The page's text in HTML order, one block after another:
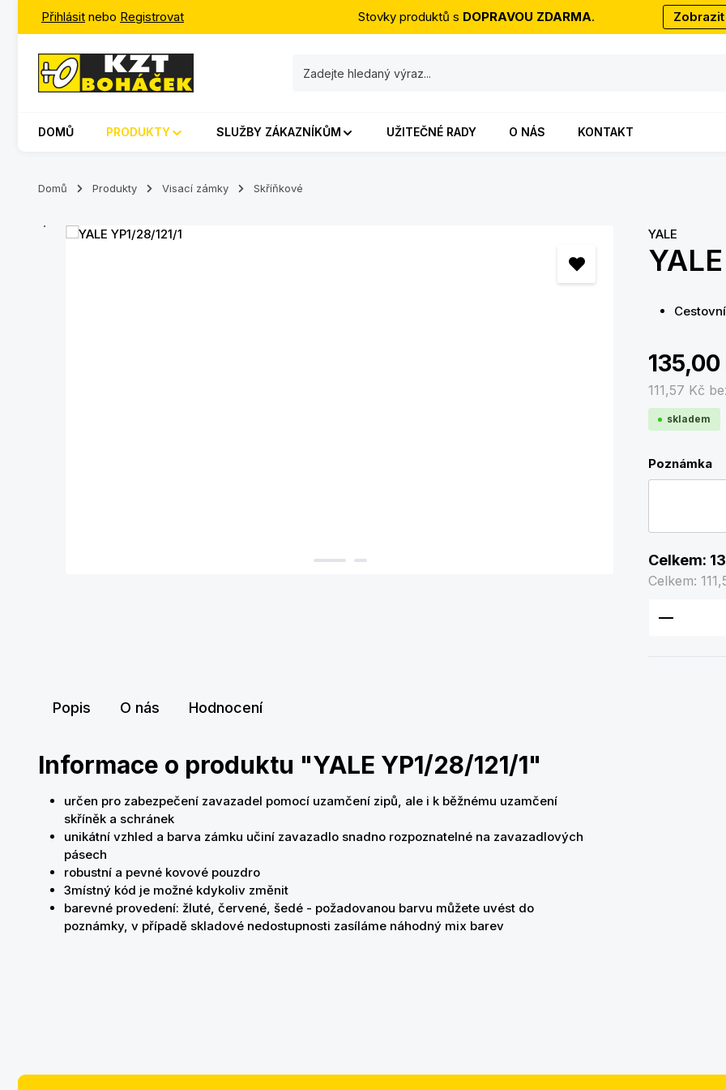
na hlavní obsah
Přeskočit na vyhledávání
Přeskočit na hlavní navigaci
Přihlásit nebo Registrovat Stovky produktů s DOPRAVOU ZDARMA.
DOMŮ PRODUKTY SLUŽBY ZÁKAZNÍKŮM UŽITEČNÉ RADY O NÁS KONTAKT
Domů Produkty Visací zámky Skříňkové
Přeskočit galerii obrázků YALE
111,57 Kč
skladem
Poznámka
Celkem:
Celkem:
Popis O nás Hodnocení
Informace o produktu "YALE YP1/28/121/1"
určen pro zabezpečení zavazadel pomocí uzamčení zipů, ale i k běžnému uzamčení
skříněk a schránek
unikátní vzhled a barva zámku učiní zavazadlo snadno rozpoznatelné na zavazadlových
pásech
robustní a pevné kovové pouzdro
3místný kód je možné kdykoliv změnit
barevné provedení: žluté, červené, šedé - požadovanou barvu můžete uvést do
poznámky, v případě skladové nedostupnosti zasíláme náhodný mix barev